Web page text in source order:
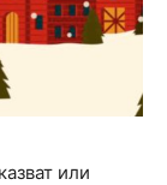
или